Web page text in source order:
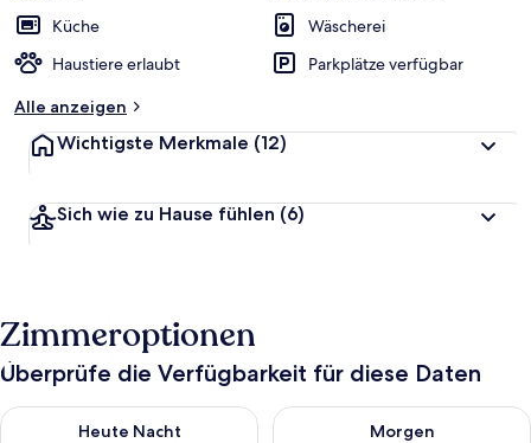
Küche
Wäscherei
Haustiere erlaubt
Parkplätze verfügbar
Alle anzeigen
Wichtigste Merkmale (12)
Sich wie zu Hause fühlen (6)
Zimmeroptionen
Überprüfe die Verfügbarkeit für diese Daten
Heute Nacht
Überprüfe die Verfügbarkeit für heute Nacht, Aug. 9 - Aug.
Morgen
Überprüfe die Verfügbarkeit